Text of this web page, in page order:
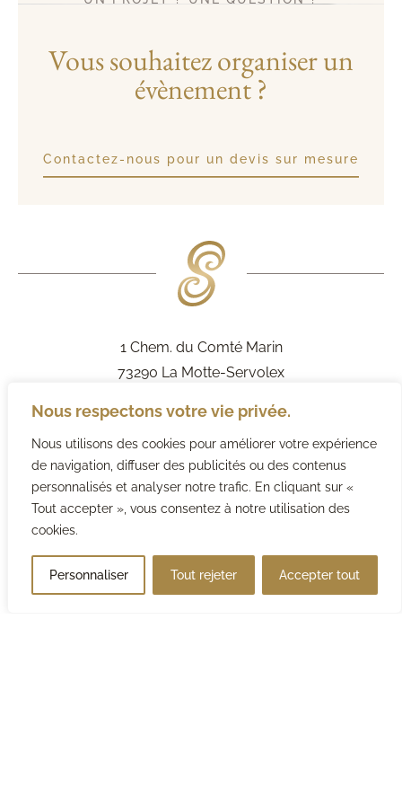
Nous respectons votre vie privée.
Nous utilisons des cookies pour améliorer votre expérience
de navigation, diffuser des publicités ou des contenus
personnalisés et analyser notre trafic. En cliquant sur «
Tout accepter », vous consentez à notre utilisation des
cookies.
Personnaliser Tout rejeter Accepter tout
Vous souhaitez organiser un
évènement ?
Contactez-nous pour un devis sur mesure
1 Chem. du Comté Marin
73290 La Motte-Servolex
+33 (0)4.79.69.21.44
Nous écrire